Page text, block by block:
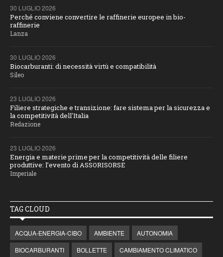
30 LUGLIO 2026
Perché conviene convertire le raffinerie europee in bio-
raffinerie
Lanza
30 LUGLIO 2026
Biocarburanti: di necessità virtù e compatibilità
Sileo
23 LUGLIO 2026
Filiere strategiche e transizione: fare sistema per la sicurezza e
la competitività dell'Italia
Redazione
23 LUGLIO 2026
Energia e materie prime per la competitività delle filiere
produttive: l’evento di ASSORISORSE
Imperiale
TAG CLOUD
ACQUA-ENERGIA-CIBO AMBIENTE
AUTONOMIA
BIOCARBURANTI
BOLLETTE CAMBIAMENTO CLIMATICO